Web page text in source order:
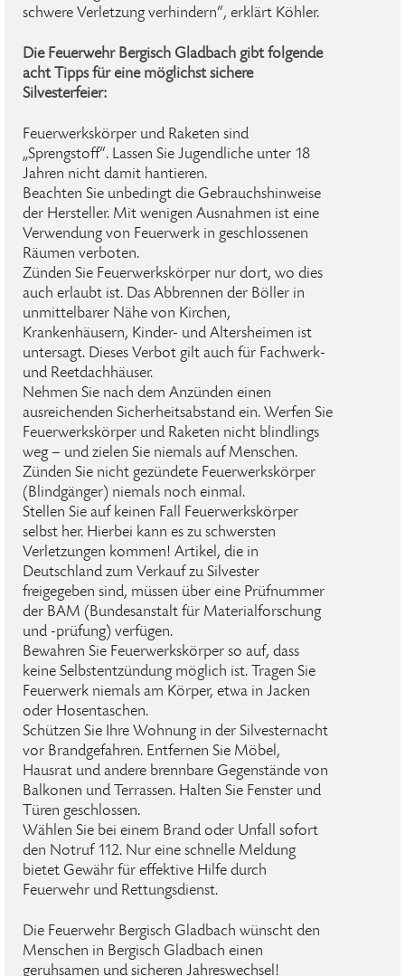
schwere Verletzung verhindern“, erklärt Köhler.
Die Feuerwehr Bergisch Gladbach gibt folgende
acht Tipps für eine möglichst sichere
Silvesterfeier:
Feuerwerkskörper und Raketen sind
„Sprengstoff“. Lassen Sie Jugendliche unter 18
Jahren nicht damit hantieren.
Beachten Sie unbedingt die Gebrauchshinweise
der Hersteller. Mit wenigen Ausnahmen ist eine
Verwendung von Feuerwerk in geschlossenen
Räumen verboten.
Zünden Sie Feuerwerkskörper nur dort, wo dies
auch erlaubt ist. Das Abbrennen der Böller in
unmittelbarer Nähe von Kirchen,
Krankenhäusern, Kinder- und Altersheimen ist
untersagt. Dieses Verbot gilt auch für Fachwerk-
und Reetdachhäuser.
Nehmen Sie nach dem Anzünden einen
ausreichenden Sicherheitsabstand ein. Werfen Sie
Feuerwerkskörper und Raketen nicht blindlings
weg – und zielen Sie niemals auf Menschen.
Zünden Sie nicht gezündete Feuerwerkskörper
(Blindgänger) niemals noch einmal.
Stellen Sie auf keinen Fall Feuerwerkskörper
selbst her. Hierbei kann es zu schwersten
Verletzungen kommen! Artikel, die in
Deutschland zum Verkauf zu Silvester
freigegeben sind, müssen über eine Prüfnummer
der BAM (Bundesanstalt für Materialforschung
und -prüfung) verfügen.
Bewahren Sie Feuerwerkskörper so auf, dass
keine Selbstentzündung möglich ist. Tragen Sie
Feuerwerk niemals am Körper, etwa in Jacken
oder Hosentaschen.
Schützen Sie Ihre Wohnung in der Silvesternacht
vor Brandgefahren. Entfernen Sie Möbel,
Hausrat und andere brennbare Gegenstände von
Balkonen und Terrassen. Halten Sie Fenster und
Türen geschlossen.
Wählen Sie bei einem Brand oder Unfall sofort
den Notruf 112. Nur eine schnelle Meldung
bietet Gewähr für effektive Hilfe durch
Feuerwehr und Rettungsdienst.
Die Feuerwehr Bergisch Gladbach wünscht den
Menschen in Bergisch Gladbach einen
geruhsamen und sicheren Jahreswechsel!